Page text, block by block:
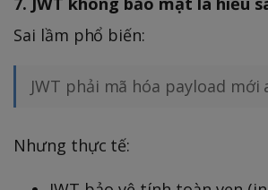
Sai lầm phổ biến:
JWT phải mã hóa payload mới
Nhưng thực tế: